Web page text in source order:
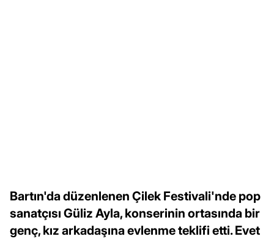
Bartın'da düzenlenen Çilek Festivali'nde pop
sanatçısı Güliz Ayla, konserinin ortasında bir
genç, kız arkadaşına evlenme teklifi etti. Evet